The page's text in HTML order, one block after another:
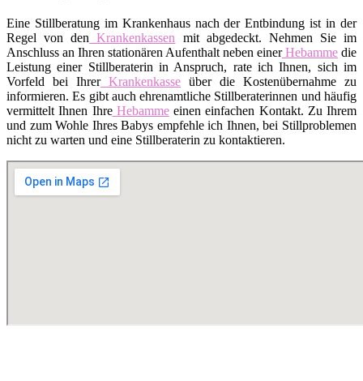
Eine Stillberatung im Krankenhaus nach der Entbindung ist in der
Regel von den Krankenkassen mit abgedeckt. Nehmen Sie im
Anschluss an Ihren stationären Aufenthalt neben einerHebamme die
Leistung einer Stillberaterin in Anspruch, rate ich Ihnen, sich im
Vorfeld bei IhrerKrankenkasse über die Kostenübernahme zu
informieren. Es gibt auch ehrenamtliche Stillberaterinnen und häufig
vermittelt Ihnen IhreHebammeeinen einfachen Kontakt. Zu Ihrem
und zum Wohle Ihres Babys empfehle ich Ihnen, bei Stillproblemen
nicht zu warten und eine Stillberaterin zu kontaktieren.